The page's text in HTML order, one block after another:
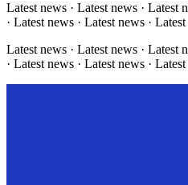
Latest news · Latest news · Latest
· Latest news · Latest news · Latest
Latest news · Latest news · Latest
· Latest news · Latest news · Latest